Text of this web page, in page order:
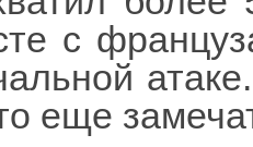
с
еще